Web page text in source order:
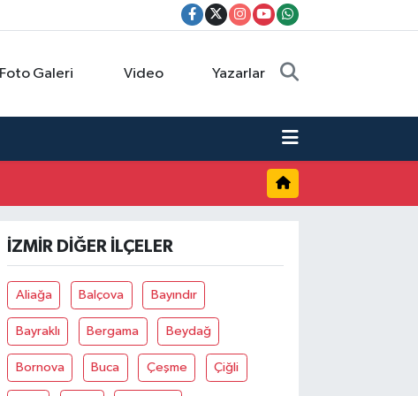
Foto Galeri Video Yazarlar
İZMIR DIĞER İLÇELER
Aliağa Balçova Bayındır
Bayraklı Bergama Beydağ
Bornova Buca Çeşme Çiğli